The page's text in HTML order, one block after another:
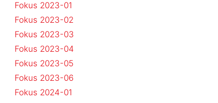
Fokus 2023-01
Fokus 2023-02
Fokus 2023-03
Fokus 2023-04
Fokus 2023-05
Fokus 2023-06
Fokus 2024-01